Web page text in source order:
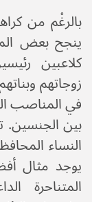
بالرغْم من
ينجح بعض
كلاعبين
زوجاتهم
في المناصب
بين الجنسين.
النساء
يوجد مثال
المتناحرة